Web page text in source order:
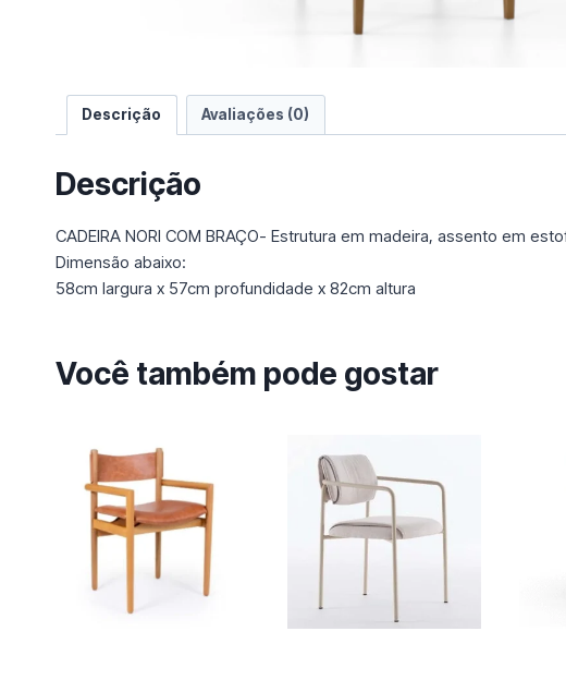
Descrição Avaliações (0)
Descrição
CADEIRA NORI COM BRAÇO- Estrutura em madeira, assento em
Dimensão abaixo:
58cm largura x 57cm profundidade x 82cm altura
Você também pode gostar